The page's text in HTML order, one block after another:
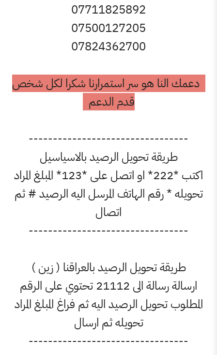
07711825892
07500127205
07824362700
هو سر استمرارنا شكرا لكل شخص
قدم الدعم
تحويل الرصيد بالاسياسيل
اكتب *222* او اتصل على *123* المبلغ المراد
الهاتف المرسل اليه الرصيد # ثم
تحويل الرصيد بالعراقنا ( زين )
ارسالة رسالة الى 21112 تحتوي على الرقم
الرصيد اليه ثم فراغ المبلغ المراد
تحويله ثم ارسال